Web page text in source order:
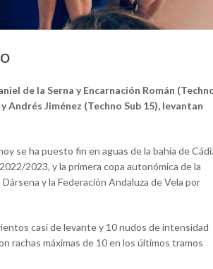
de la Serna y Encarnación Román
Andrés Jiménez (Techno Sub 15), levantan
se ha puesto fin en aguas de la bahía de
2023, y la primera copa autonómica de la
y la Federación Andaluza de Vela por
casi de levante y 10 nudos de intensidad
rachas máximas de 10 en los últimos tramos